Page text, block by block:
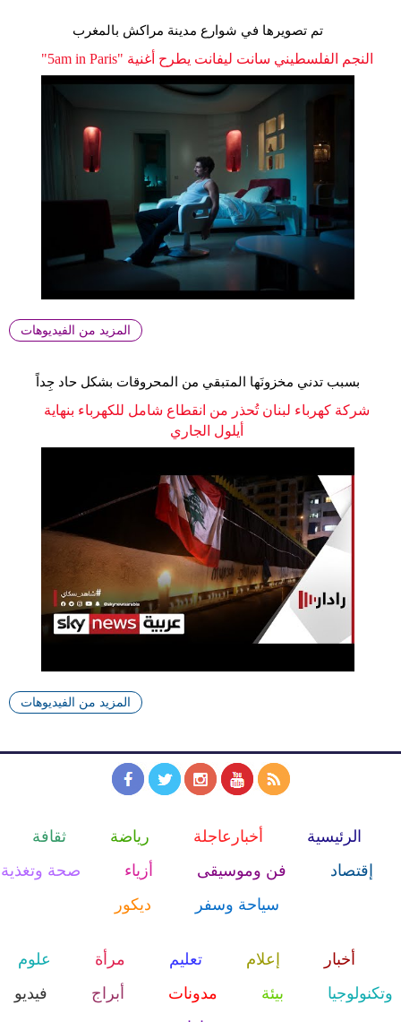
تم تصويرها في شوارع مدينة مراكش بالمغرب
النجم الفلسطيني سانت ليفانت يطرح أغنية "5am in Paris"
المزيد من الفيديوهات
بسبب تدني مخزونَها المتبقي من المحروقات بشكل حاد جِداً
شركة كهرباء لبنان تُحذر من انقطاع شامل للكهرباء بنهاية
أيلول الجاري
المزيد من الفيديوهات
الرئيسية أخبارعاجلة رياضة
ثقافة
إقتصاد
فن وموسيقى أزياء
صحة وتغذية
سياحة وسفر
ديكور
أخبار إعلام تعليم مرأة
علوم
وتكنولوجيا
بيئة مدونات أبراج
فيديو